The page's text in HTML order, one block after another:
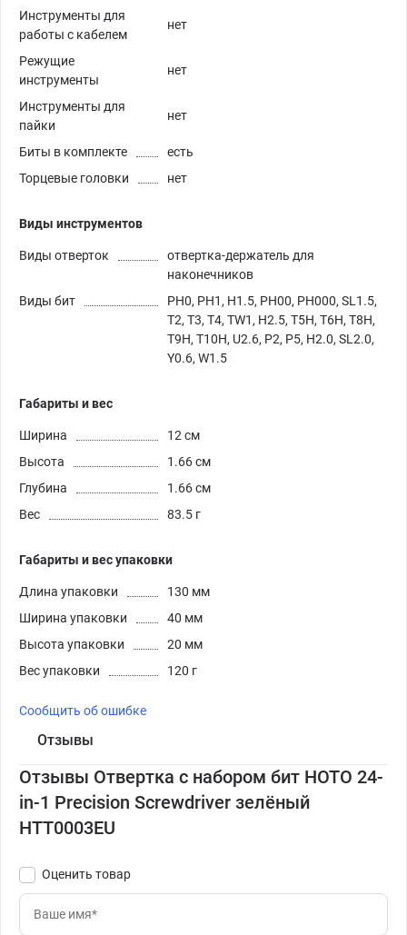
Инструменты для
работы с кабелем
нет
Режущие
инструменты
нет
Инструменты для
пайки
нет
Биты в комплекте
есть
Торцевые головки
нет
Виды инструментов
Виды отверток
отвертка-держатель для
наконечников
Виды бит
PH0, PH1, H1.5, PH00, PH000, SL1.5,
T2, T3, T4, TW1, H2.5, T5H, T6H, T8H,
T9H, T10H, U2.6, P2, P5, H2.0, SL2.0,
Y0.6, W1.5
Габариты и вес
Ширина
12 см
Высота
1.66 см
Глубина
1.66 см
Вес
83.5 г
Габариты и вес упаковки
Длина упаковки
130 мм
Ширина упаковки
40 мм
Высота упаковки
20 мм
Вес упаковки
120 г
Сообщить об ошибке
Отзывы
Отзывы Отвертка с набором бит HOTO 24-
in-1 Precision Screwdriver зелёный
HTT0003EU
Оценить товар